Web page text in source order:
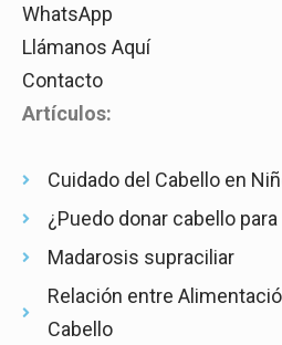
WhatsApp
Llámanos Aquí
Contacto
Artículos:
Cuidado del Cabello en
¿Puedo donar cabello
Madarosis supraciliar
Relación entre
Cabello